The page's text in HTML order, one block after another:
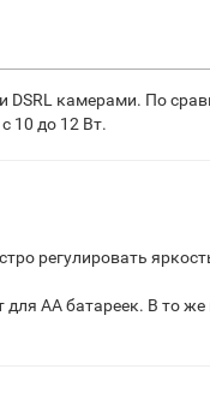
DSRL камерами. По
10 до 12 Вт.
регулировать
AA батареек. В то